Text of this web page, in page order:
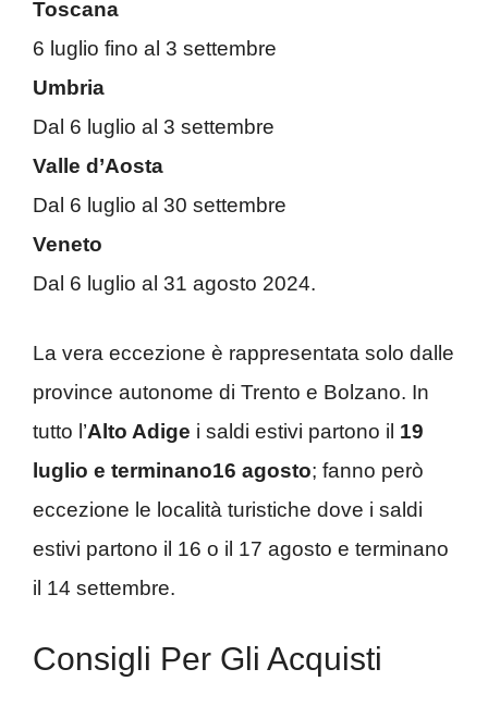
Toscana
6 luglio fino al 3 settembre
Umbria
Dal 6 luglio al 3 settembre
Valle d’Aosta
Dal 6 luglio al 30 settembre
Veneto
Dal 6 luglio al 31 agosto 2024.
La vera eccezione è rappresentata solo dalle
province autonome di Trento e Bolzano. In
tutto l’Alto Adige i saldi estivi partono il 19
luglio e terminano16 agosto; fanno però
eccezione le località turistiche dove i saldi
estivi partono il 16 o il 17 agosto e terminano
il 14 settembre.
Consigli Per Gli Acquisti